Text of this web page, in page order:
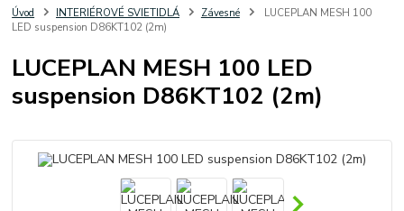
Úvod INTERIÉROVÉ SVIETIDLÁ Závesné
LUCEPLAN MESH 100
LED suspension D86KT102 (2m)
LUCEPLAN MESH 100 LED
suspension D86KT102 (2m)